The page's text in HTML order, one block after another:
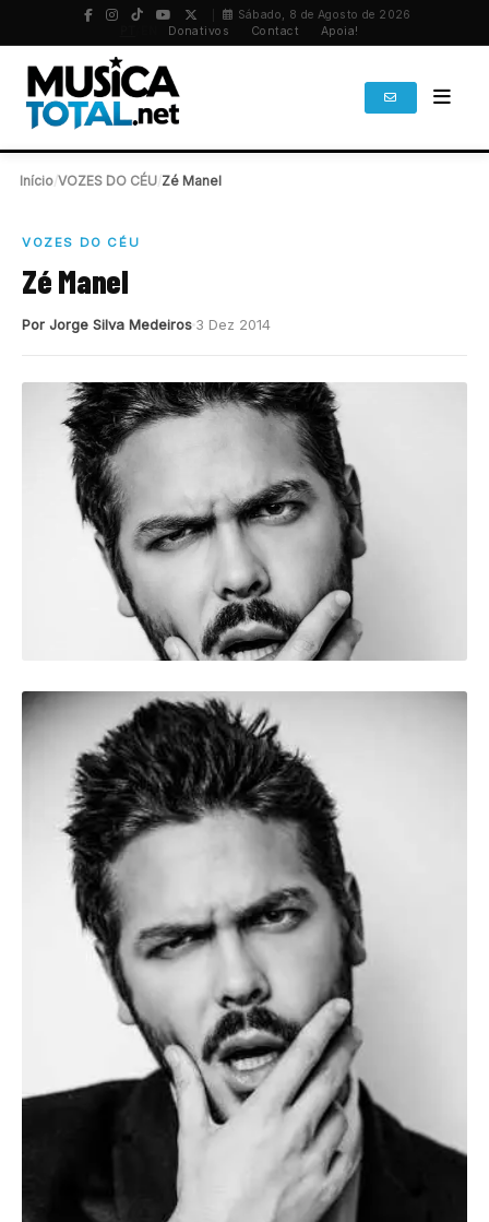
Sábado, 8 de Agosto de 2026
Donativos Contact Apoia!
Início VOZES DO CÉU Zé Manel
VOZES DO CÉU
Zé Manel
Por Jorge Silva Medeiros 3 Dez 2014